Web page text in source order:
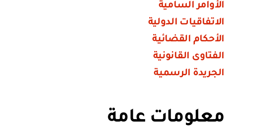
الأوامر السامية
الاتفاقيات الدولية
الأحكام القضائية
الفتاوى القانونية
الجريدة الرسمية
معلومات عامة